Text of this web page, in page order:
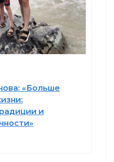
«Больше
и